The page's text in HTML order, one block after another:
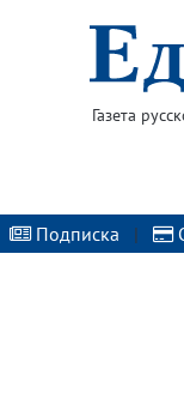
Газета
Подписка |